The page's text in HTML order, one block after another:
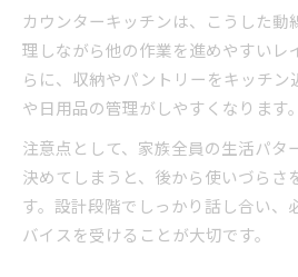
カウンターキッチンは、こうした動
理しながら他の作業を進めやすいレ
らに、収納やパントリーをキッチ
や日用品の管理がしやすくなります。
注意点として、家族全員の生活パタ
決めてしまうと、後から使いづらさ
す。設計段階でしっかり話し合い、
バイスを受けることが大切です。